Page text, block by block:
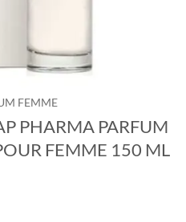
FEMME
PHARMA PARFUM
FEMME 150 ML